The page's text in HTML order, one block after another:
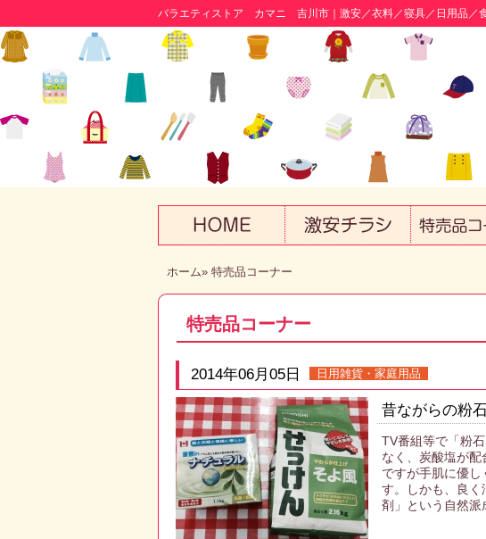
バラエティストア カマニ 吉川市｜激安／衣料／寝具／日用品
ホーム» 特売品コーナー
特売品コーナー
2014年06月05日 日用雑貨・家庭用品
昔ながらの粉
TV番組等で「粉
なく、炭酸塩が
ですが手肌に優
す。しかも、良く
剤」という自然派